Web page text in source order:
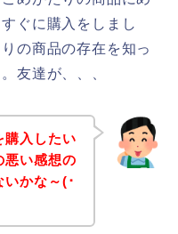
ぐに購入をしまし
の商品の存在を知っ
友達が、、、
購入したい
悪い感想の
いかな～(･